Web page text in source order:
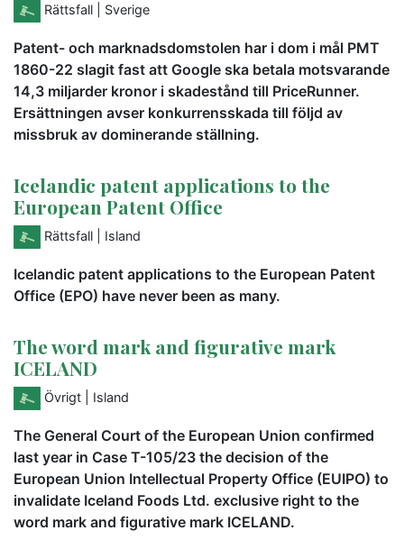
Rättsfall | Sverige
Patent- och marknadsdomstolen har i dom i mål PMT
1860-22 slagit fast att Google ska betala motsvarande
14,3 miljarder kronor i skadestånd till PriceRunner.
Ersättningen avser konkurrensskada till följd av
missbruk av dominerande ställning.
Icelandic patent applications to the
European Patent Office
Rättsfall | Island
Icelandic patent applications to the European Patent
Office (EPO) have never been as many.
The word mark and figurative mark
ICELAND
Övrigt | Island
The General Court of the European Union confirmed
last year in Case T-105/23 the decision of the
European Union Intellectual Property Office (EUIPO) to
invalidate Iceland Foods Ltd. exclusive right to the
word mark and figurative mark ICELAND.